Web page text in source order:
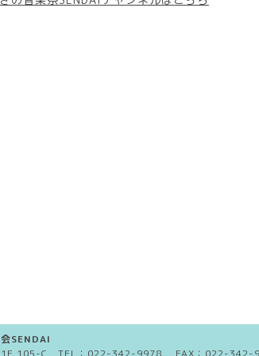
SENDAI
105-C TEL： 022-342-9978 FAX：022-342-